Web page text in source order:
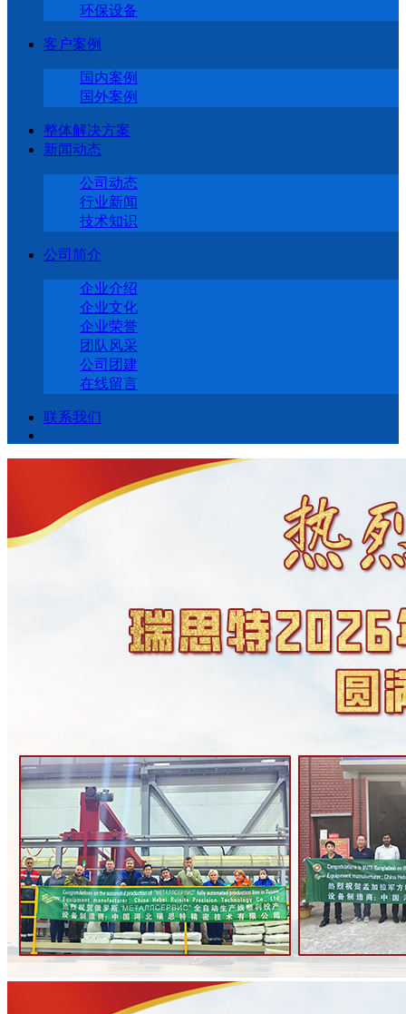
环保设备
客户案例
国内案例
国外案例
整体解决方案
新闻动态
公司动态
行业新闻
技术知识
公司简介
企业介绍
企业文化
企业荣誉
团队风采
公司团建
在线留言
联系我们